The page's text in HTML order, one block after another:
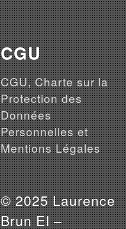
CGU
CGU, Charte sur la
Protection des
Données
Personnelles et
Mentions Légales
© 2025 Laurence
Brun EI –